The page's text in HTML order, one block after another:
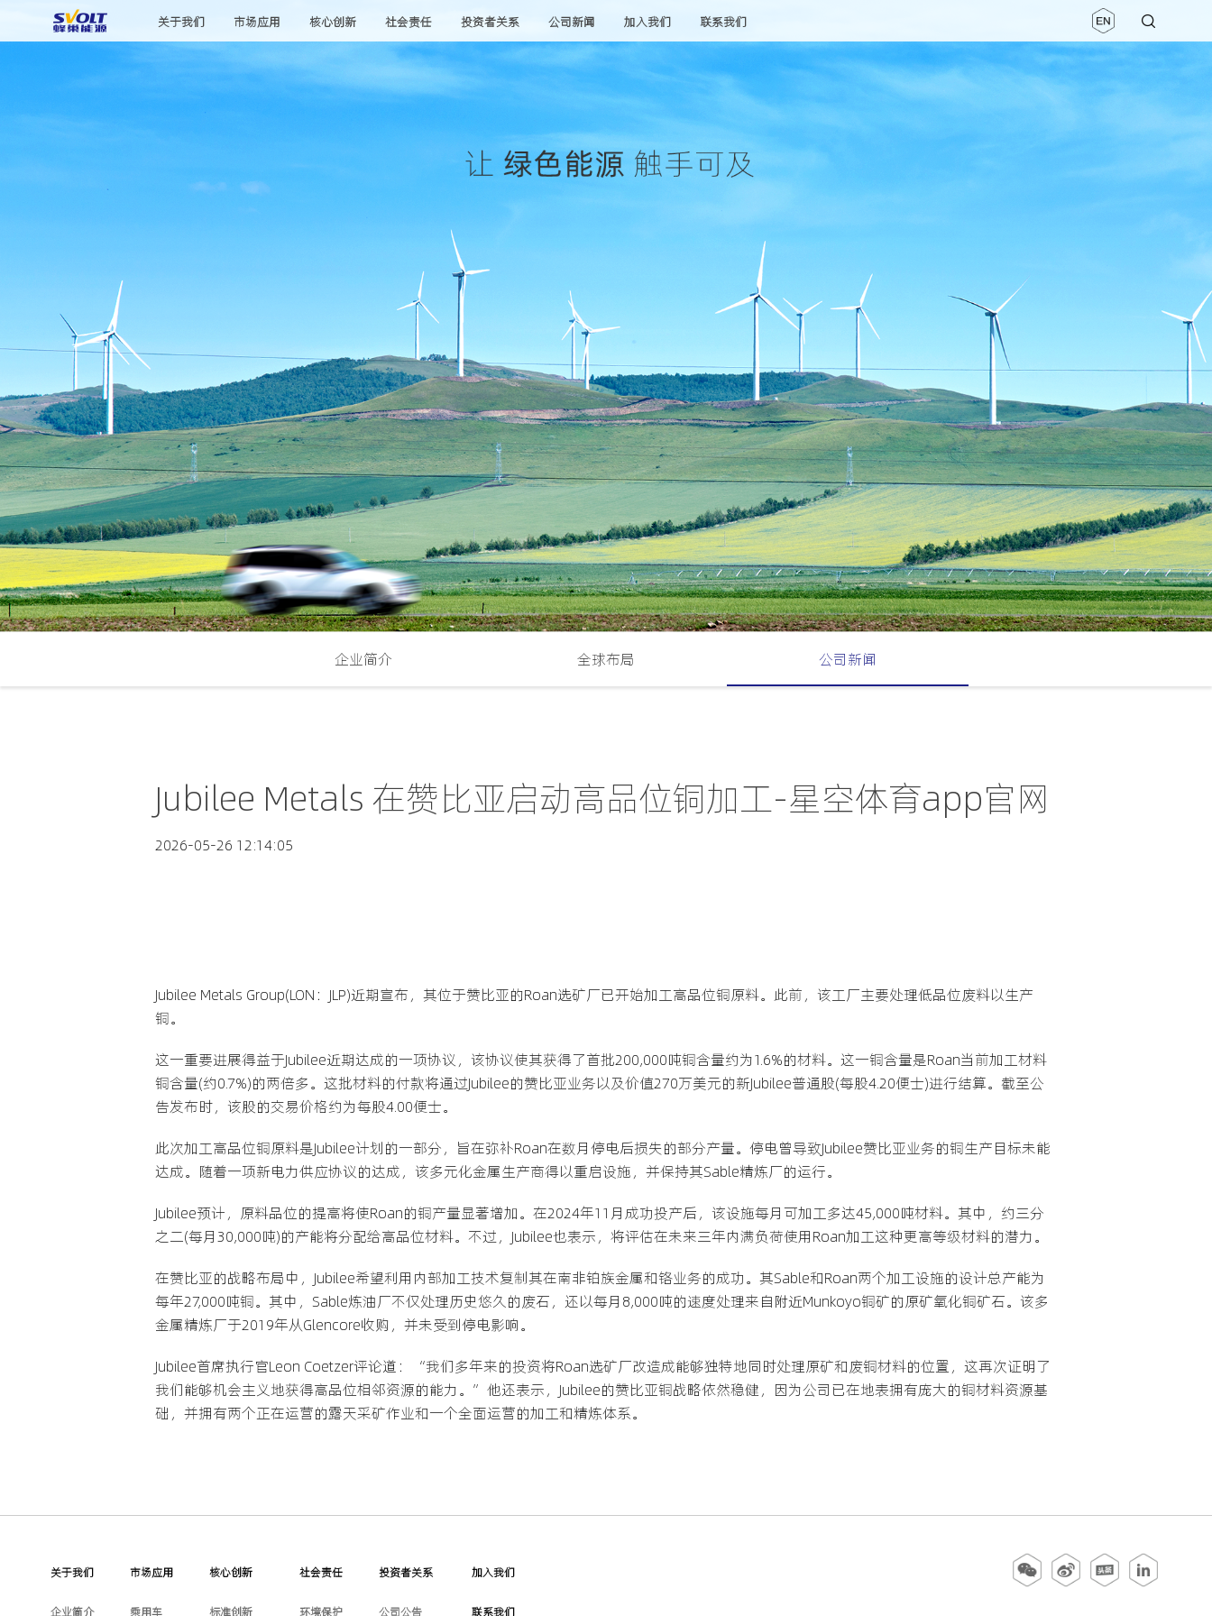
关于我们 市场应用 核心创新 社会责任 投资者关系 公司新闻 加入我们 联系我们
企业简介 全球布局 公司新闻
Jubilee Metals 在赞比亚启动高品位铜加工-星空体育app官网
2026-05-26 12:14:05
Jubilee Metals Group(LON：JLP)近期宣布，其位于赞比亚的Roan选矿厂已开始加工高品位铜原料。此前，该工厂主要处理低品位废料以生产
铜。
这一重要进展得益于Jubilee近期达成的一项协议，该协议使其获得了首批200,000吨铜含量约为1.6%的材料。这一铜含量是Roan当前加工材料
铜含量(约0.7%)的两倍多。这批材料的付款将通过Jubilee的赞比亚业务以及价值270万美元的新Jubilee普通股(每股4.20便士)进行结算。截至公
告发布时，该股的交易价格约为每股4.00便士。
此次加工高品位铜原料是Jubilee计划的一部分，旨在弥补Roan在数月停电后损失的部分产量。停电曾导致Jubilee赞比亚业务的铜生产目标未能
达成。随着一项新电力供应协议的达成，该多元化金属生产商得以重启设施，并保持其Sable精炼厂的运行。
Jubilee预计，原料品位的提高将使Roan的铜产量显著增加。在2024年11月成功投产后，该设施每月可加工多达45,000吨材料。其中，约三分
之二(每月30,000吨)的产能将分配给高品位材料。不过，Jubilee也表示，将评估在未来三年内满负荷使用Roan加工这种更高等级材料的潜力。
在赞比亚的战略布局中，Jubilee希望利用内部加工技术复制其在南非铂族金属和铬业务的成功。其Sable和Roan两个加工设施的设计总产能为
每年27,000吨铜。其中，Sable炼油厂不仅处理历史悠久的废石，还以每月8,000吨的速度处理来自附近Munkoyo铜矿的原矿氧化铜矿石。该多
金属精炼厂于2019年从Glencore收购，并未受到停电影响。
Jubilee首席执行官Leon Coetzer评论道：“我们多年来的投资将Roan选矿厂改造成能够独特地同时处理原矿和废铜材料的位置，这再次证明了
我们能够机会主义地获得高品位相邻资源的能力。”他还表示，Jubilee的赞比亚铜战略依然稳健，因为公司已在地表拥有庞大的铜材料资源基
础，并拥有两个正在运营的露天采矿作业和一个全面运营的加工和精炼体系。
关于我们
企业简介
市场应用
乘用车
核心创新
标准创新
社会责任
环境保护
投资者关系
公司公告
加入我们
联系我们